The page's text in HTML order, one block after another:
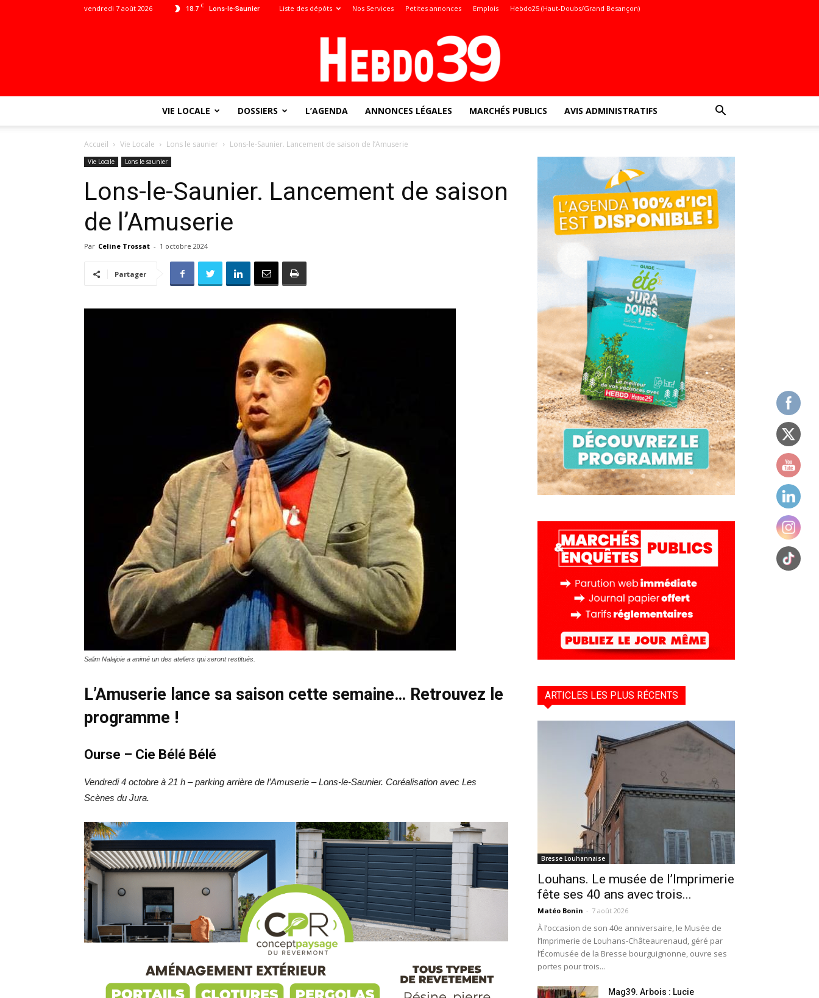
18.7 C Lons-le-Saunier
vendredi 7 août 2026 Liste des dépôts Nos Services Petites annonces Emplois Hebdo25 (Haut-Doubs/Grand Besançon)
–
Hebdo39
VIE LOCALE DOSSIERS L’AGENDA ANNONCES LÉGALES MARCHÉS PUBLICS AVIS ADMINISTRATIFS
Accueil Vie Locale Lons le saunier Lons-le-Saunier. Lancement de saison de l’Amuserie
Vie Locale Lons le saunier
Lons-le-Saunier. Lancement de saison
de l’Amuserie
Par Celine Trossat - 1 octobre 2024
Partager
Salim Nalajoie a animé un des ateliers qui seront restitués.
L’Amuserie lance sa saison cette semaine… Retrouvez le
programme !
Ourse – Cie Bélé Bélé
Vendredi 4 octobre à 21 h – parking arrière de l’Amuserie – Lons-le-Saunier. Coréalisation avec Les
Scènes du Jura.
ARTICLES LES PLUS RÉCENTS
Bresse Louhannaise
Louhans. Le musée de l’Imprimerie
fête ses 40 ans avec trois...
Matéo Bonin - 7 août 2026
À l’occasion de son 40e anniversaire, le Musée de
l’Imprimerie de Louhans-Châteaurenaud, géré par
l’Écomusée de la Bresse bourguignonne, ouvre ses
portes pour trois...
Mag39. Arbois : Lucie